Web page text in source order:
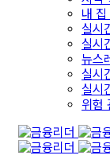
내
실시
실시
뉴스
실시
실시
위험